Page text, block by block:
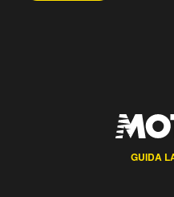
GUIDA